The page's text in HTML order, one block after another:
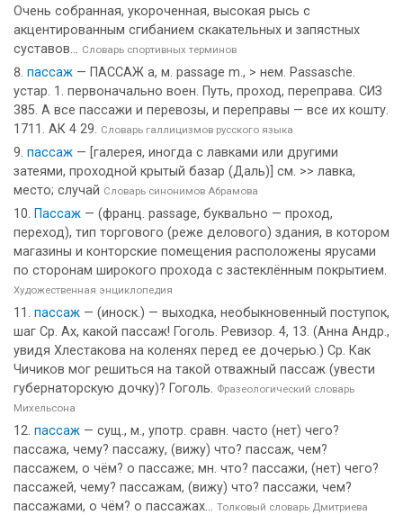
Очень собранная, укороченная, высокая рысь с
акцентированным сгибанием скакательных и запястных
суставов... Словарь спортивных терминов
пассаж — ПАССАЖ а, м. passage m., > нем. Passasche.
устар. 1. первоначально воен. Путь, проход, переправа. СИЗ
385. А все пассажи и перевозы, и переправы — все их кошту.
1711. АК 4 29. Словарь галлицизмов русского языка
пассаж — [галерея, иногда с лавками или другими
затеями, проходной крытый базар (Даль)] см. >> лавка,
место; случай Словарь синонимов Абрамова
Пассаж — (франц. passage, буквально — проход,
переход), тип торгового (реже делового) здания, в котором
магазины и конторские помещения расположены ярусами
по сторонам широкого прохода с застеклённым покрытием.
Художественная энциклопедия
пассаж — (иноск.) — выходка, необыкновенный поступок,
шаг Ср. Ах, какой пассаж! Гоголь. Ревизор. 4, 13. (Анна Андр.,
увидя Хлестакова на коленях перед ее дочерью.) Ср. Как
Чичиков мог решиться на такой отважный пассаж (увести
губернаторскую дочку)? Гоголь. Фразеологический словарь
Михельсона
пассаж — сущ., м., употр. сравн. часто (нет) чего?
пассажа, чему? пассажу, (вижу) что? пассаж, чем?
пассажем, о чём? о пассаже; мн. что? пассажи, (нет) чего?
пассажей, чему? пассажам, (вижу) что? пассажи, чем?
пассажами, о чём? о пассажах... Толковый словарь Дмитриева